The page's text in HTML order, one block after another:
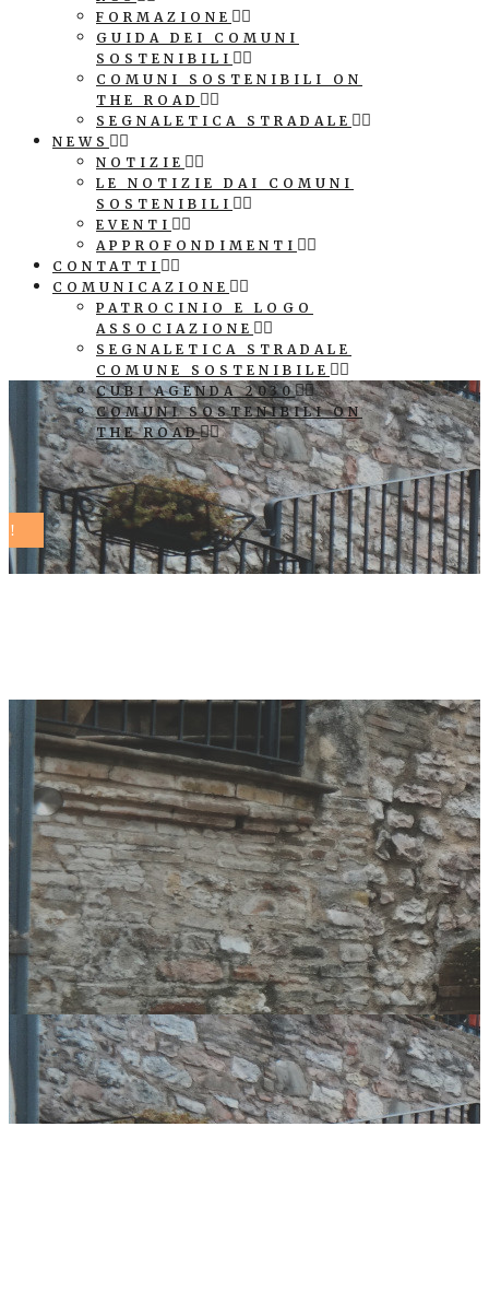
FORMAZIONE
GUIDA DEI COMUNI
SOSTENIBILI
COMUNI SOSTENIBILI ON
THE ROAD
SEGNALETICA STRADALE
NEWS
NOTIZIE
LE NOTIZIE DAI COMUNI
SOSTENIBILI
EVENTI
APPROFONDIMENTI
CONTATTI
COMUNICAZIONE
PATROCINIO E LOGO
ASSOCIAZIONE
SEGNALETICA STRADALE
COMUNE SOSTENIBILE
CUBI AGENDA 2030
COMUNI SOSTENIBILI ON
THE ROAD